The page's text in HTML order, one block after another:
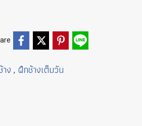
ง , ฝึกช้างเต็มวัน